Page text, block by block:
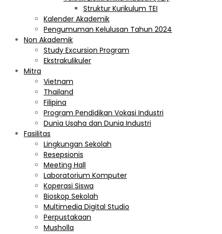
Struktur Kurikulum TEI
Kalender Akademik
Pengumuman Kelulusan Tahun 2024
Non Akademik
Study Excursion Program
Ekstrakulikuler
Mitra
Vietnam
Thailand
Filipina
Program Pendidikan Vokasi Industri
Dunia Usaha dan Dunia Industri
Fasilitas
Lingkungan Sekolah
Resepsionis
Meeting Hall
Laboratorium Komputer
Koperasi Siswa
Bioskop Sekolah
Multimedia Digital Studio
Perpustakaan
Musholla